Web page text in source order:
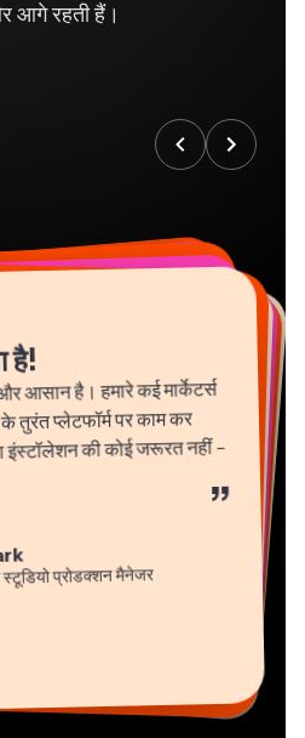
आगे रहती हैं।
है!
आसान है। हमारे कई मार्केटर्स
के तुरंत प्लेटफॉर्म पर काम कर
की कोई जरूरत नहीं -
”
प्रोडक्शन मैनेजर
भागीदार